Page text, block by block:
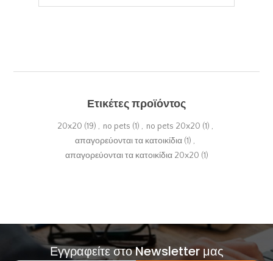
Ετικέτες προϊόντος
20x20 (19) , no pets (1) , no pets 20x20 (1) ,
απαγορεύονται τα κατοικίδια (1) ,
απαγορεύονται τα κατοικίδια 20x20 (1)
Εγγραφείτε στο Newsletter μας